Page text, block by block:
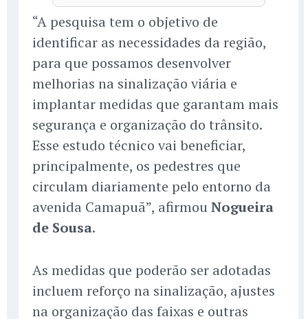
“A pesquisa tem o objetivo de
identificar as necessidades da região,
para que possamos desenvolver
melhorias na sinalização viária e
implantar medidas que garantam mais
segurança e organização do trânsito.
Esse estudo técnico vai beneficiar,
principalmente, os pedestres que
circulam diariamente pelo entorno da
avenida Camapuã”, afirmou Nogueira
de Sousa.
As medidas que poderão ser adotadas
incluem reforço na sinalização, ajustes
na organização das faixas e outras